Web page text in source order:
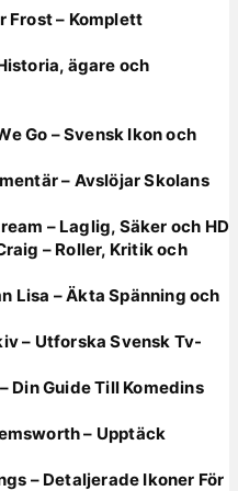
Frost – Komplett
ägare och
Go – Svensk Ikon och
– Avslöjar Skolans
– Laglig, Säker och HD
– Roller, Kritik och
Lisa – Äkta Spänning och
– Utforska Svensk Tv-
Din Guide Till Komedins
– Upptäck
– Detaljerade Ikoner För